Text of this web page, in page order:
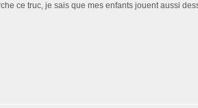
ce truc, je sais que mes enfants jouent aussi